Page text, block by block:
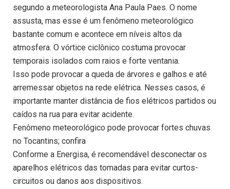
segundo a meteorologista Ana Paula Paes. O nome
assusta, mas esse é um fenômeno meteorológico
bastante comum e acontece em níveis altos da
atmosfera. O vórtice ciclônico costuma provocar
temporais isolados com raios e forte ventania.
Isso pode provocar a queda de árvores e galhos e até
arremessar objetos na rede elétrica. Nesses casos, é
importante manter distância de fios elétricos partidos ou
caídos na rua para evitar acidente.
Fenômeno meteorológico pode provocar fortes chuvas
no Tocantins; confira
Conforme a Energisa, é recomendável desconectar os
aparelhos elétricos das tomadas para evitar curtos-
circuitos ou danos aos dispositivos.